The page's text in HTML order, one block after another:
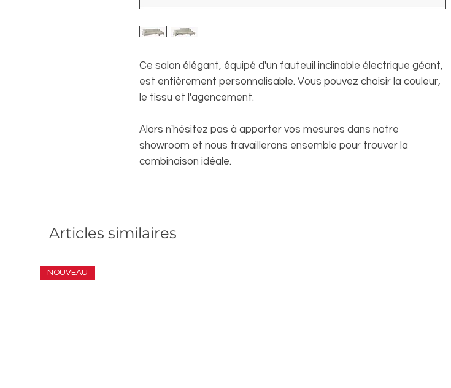
Ce salon élégant, équipé d'un fauteuil inclinable électrique géant,
est entièrement personnalisable. Vous pouvez choisir la couleur,
le tissu et l'agencement.
Alors n'hésitez pas à apporter vos mesures dans notre
showroom et nous travaillerons ensemble pour trouver la
combinaison idéale.
Articles similaires
NOUVEAU